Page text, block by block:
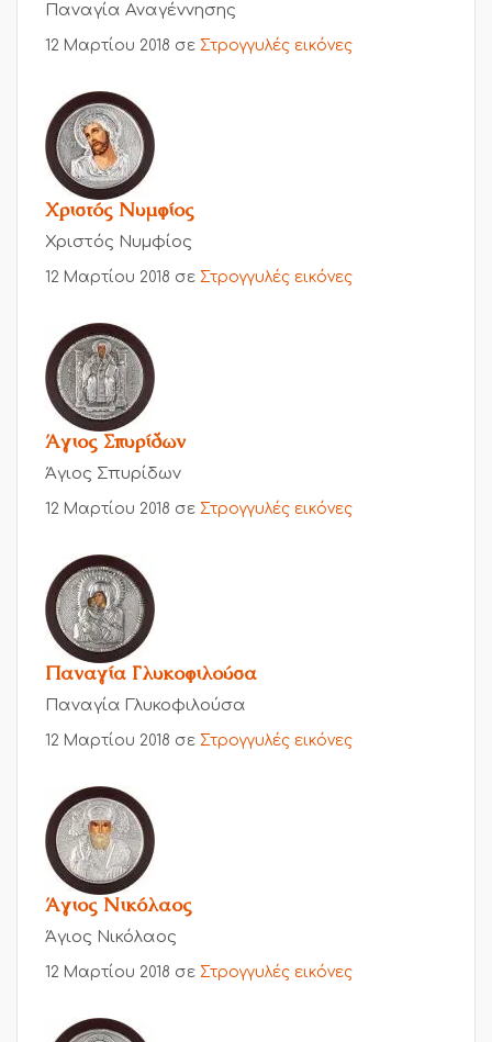
Παναγία Αναγέννησης
12 Μαρτίου 2018 σε Στρογγυλές εικόνες
Χριστός Νυμφίος
Χριστός Νυμφίος
12 Μαρτίου 2018 σε Στρογγυλές εικόνες
Άγιος Σπυρίδων
Άγιος Σπυρίδων
12 Μαρτίου 2018 σε Στρογγυλές εικόνες
Παναγία Γλυκοφιλούσα
Παναγία Γλυκοφιλούσα
12 Μαρτίου 2018 σε Στρογγυλές εικόνες
Άγιος Νικόλαος
Άγιος Νικόλαος
12 Μαρτίου 2018 σε Στρογγυλές εικόνες